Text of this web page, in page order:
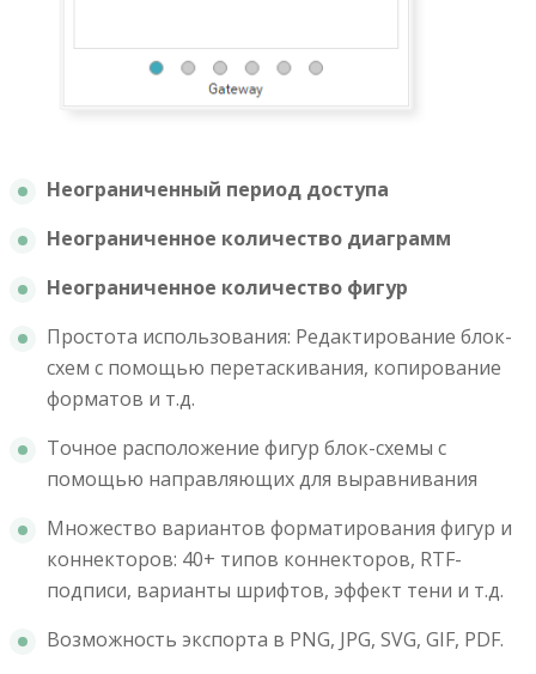
Неограниченный период доступа
Неограниченное количество диаграмм
Неограниченное количество фигур
Простота использования: Редактирование блок-
схем с помощью перетаскивания, копирование
форматов и т.д.
Точное расположение фигур блок-схемы с
помощью направляющих для выравнивания
Множество вариантов форматирования фигур и
коннекторов: 40+ типов коннекторов, RTF-
подписи, варианты шрифтов, эффект тени и т.д.
Возможность экспорта в PNG, JPG, SVG, GIF, PDF.